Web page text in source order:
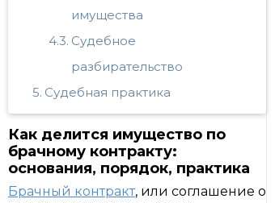
имущества
Судебное
разбирательство
Судебная практика
Как делится имущество по
брачному контракту:
основания, порядок, практика
Брачный контракт, или соглашение о